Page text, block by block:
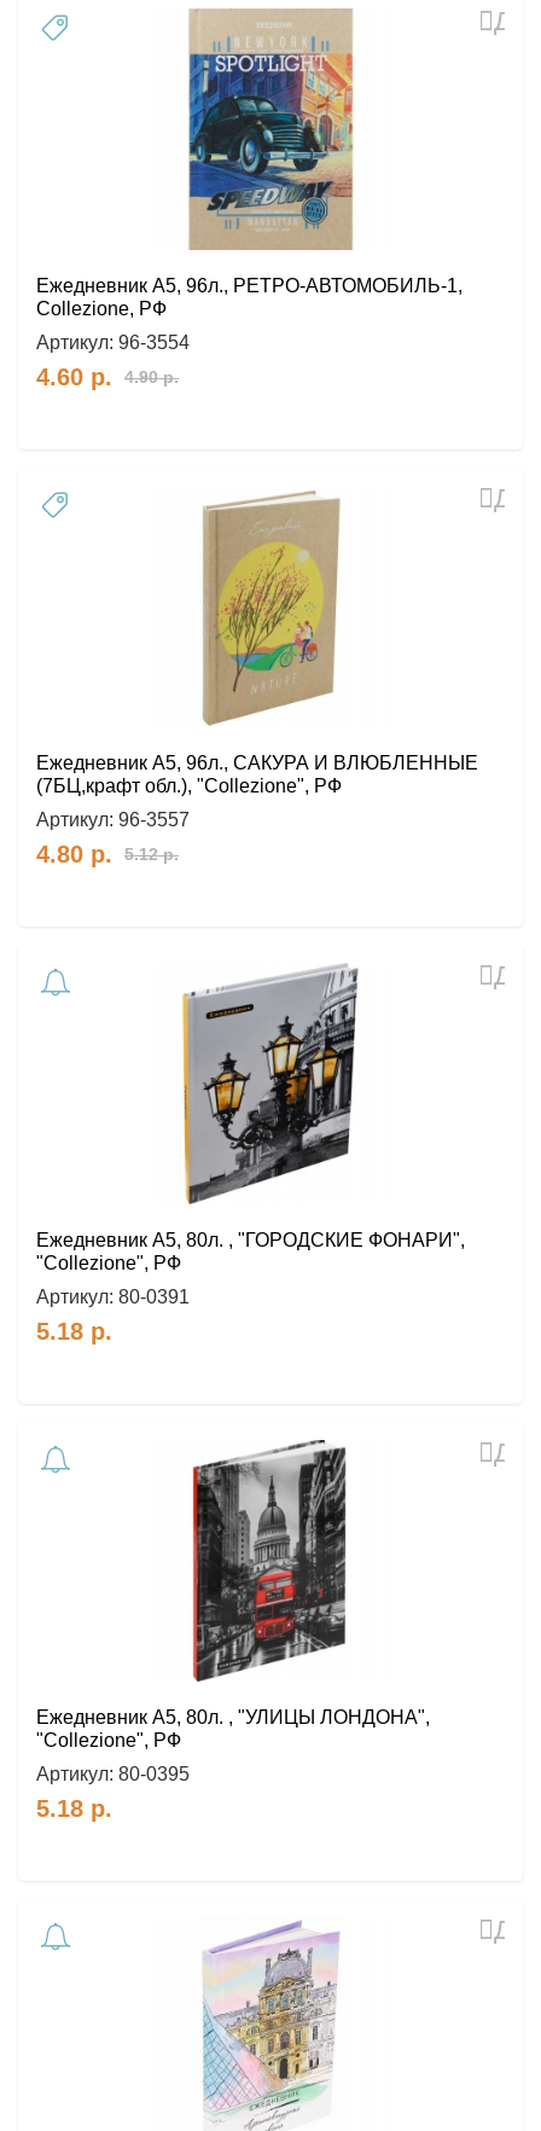
Ежедневник А5, 96л., РЕТРО-АВТОМОБИЛЬ-1,
Collezione, РФ
Артикул: 96-3554
4.60 р. 4.90р.
Ежедневник А5, 96л., САКУРА И ВЛЮБЛЕННЫЕ
(7БЦ,крафт обл.), "Collezione", РФ
Артикул: 96-3557
4.80 р. 5.12р.
Ежедневник А5, 80л. , "ГОРОДСКИЕ ФОНАРИ",
"Collezione", РФ
Артикул: 80-0391
5.18 р.
Ежедневник А5, 80л. , "УЛИЦЫ ЛОНДОНА",
"Collezione", РФ
Артикул: 80-0395
5.18 р.